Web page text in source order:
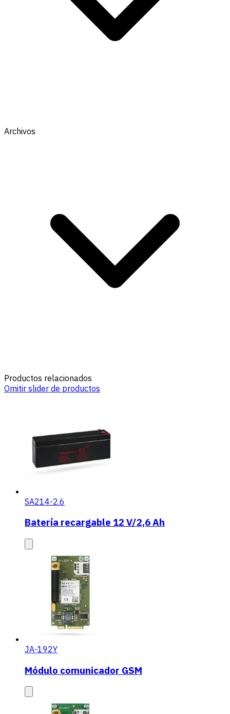
Archivos
Productos relacionados
Omitir slider de productos
SA214-2.6
Batería recargable 12 V/2,6 Ah
JA-192Y
Módulo comunicador GSM